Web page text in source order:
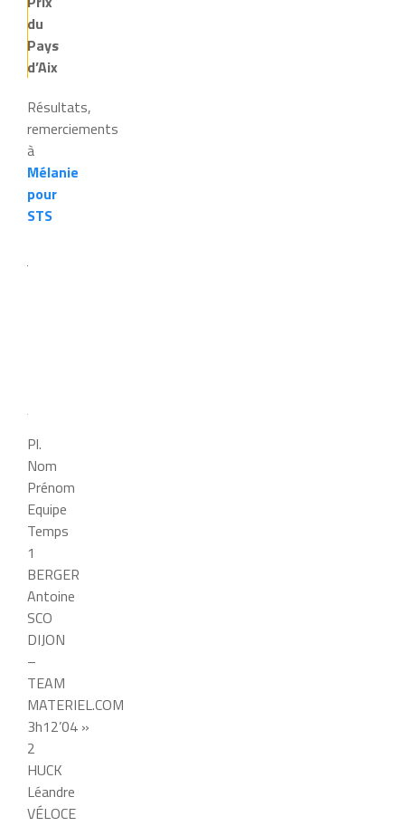
du
Pays
d’Aix
Résultats,
remerciements
à
Mélanie
pour
STS
Pl.
Nom
Prénom
Equipe
Temps
1
BERGER
Antoine
SCO
DIJON
–
TEAM
MATERIEL.COM
3h12’04 »
2
HUCK
Léandre
VÉLOCE